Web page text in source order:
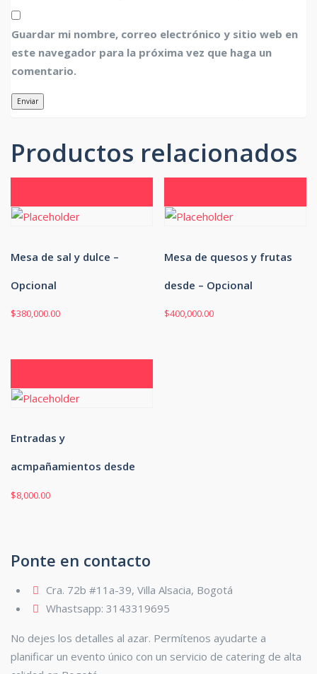
Guardar mi nombre, correo electrónico y sitio web en
este navegador para la próxima vez que haga un
comentario.
Productos relacionados
Mesa de sal y dulce –
Opcional
$380,000.00
Mesa de quesos y frutas
desde – Opcional
$400,000.00
Entradas y
acmpañamientos desde
$8,000.00
Ponte en contacto
Cra. 72b #11a-39, Villa Alsacia, Bogotá
Whastsapp: 3143319695
No dejes los detalles al azar. Permítenos ayudarte a
planificar un evento único con un servicio de catering de alta